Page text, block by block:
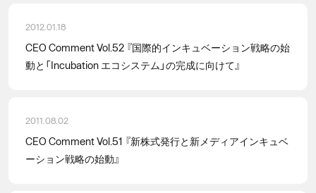
2012.01.18
CEO Comment Vol.52 『国際的インキュベーション戦略の始
動と「Incubation エコシステム」の完成に向けて』
2011.08.02
CEO Comment Vol.51 『新株式発行と新メディアインキュベ
ーション戦略の始動』